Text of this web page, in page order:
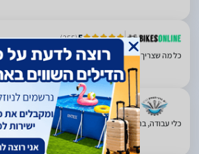
5
(355)
כל מה שצריך לאופניים ולקורקינט שלך. רמת גן
כלי עבודה, ברגים, אספקה טכנית. עפולה